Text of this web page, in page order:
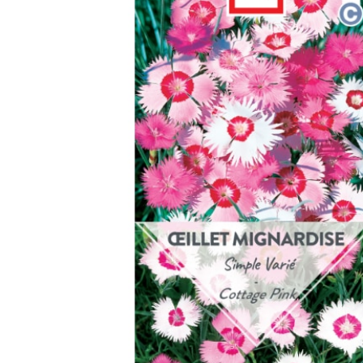
Arbustes de terre de bruyère
Plantes Grimpantes
Arbres fruitiers
Conifères
Plantes méditerranéennes et exotiques
Rosiers
Plantes
Plantes
Plantes
Plantes
Plantes
Plantes
Plantes
Lavande